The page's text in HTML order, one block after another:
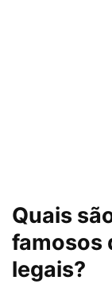
Quais
famosos
legais?